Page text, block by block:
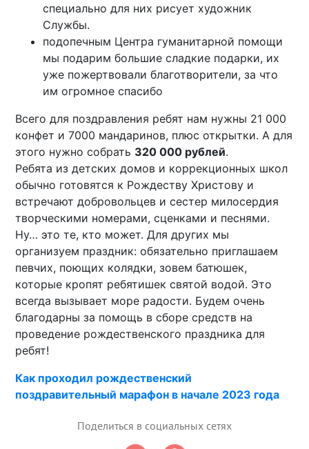
специально для них рисует художник
Службы.
подопечным Центра гуманитарной помощи
мы подарим большие сладкие подарки, их
уже пожертвовали благотворители, за что
им огромное спасибо
Всего для поздравления ребят нам нужны 21 000
конфет и 7000 мандаринов, плюс открытки. А для
этого нужно собрать 320 000 рублей.
Ребята из детских домов и коррекционных школ
обычно готовятся к Рождеству Христову и
встречают добровольцев и сестер милосердия
творческими номерами, сценками и песнями.
Ну… это те, кто может. Для других мы
организуем праздник: обязательно приглашаем
певчих, поющих колядки, зовем батюшек,
которые кропят ребятишек святой водой. Это
всегда вызывает море радости. Будем очень
благодарны за помощь в сборе средств на
проведение рождественского праздника для
ребят!
Как проходил рождественский
поздравительный марафон в начале 2023 года
Поделиться в социальных сетях